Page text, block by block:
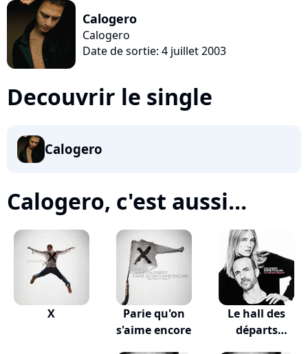
Calogero
Calogero
Date de sortie: 4 juillet 2003
Decouvrir le single
Calogero
Calogero, c'est aussi...
X
Parie qu'on
s'aime encore
Le hall des
départs